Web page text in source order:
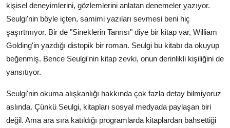
kişisel deneyimlerini, gözlemlerini anlatan denemeler yazıyor.
Seulgi'nin böyle içten, samimi yazıları sevmesi beni hiç
şaşırtmıyor. Bir de "Sineklerin Tanrısı" diye bir kitap var, William
Golding'in yazdığı distopik bir roman. Seulgi bu kitabı da okuyup
beğenmiş. Bence Seulgi'nin kitap zevki, onun derinlikli kişiliğini de
yansıtıyor.
Seulgi'nin okuma alışkanlığı hakkında çok fazla detay bilmiyoruz
aslında. Çünkü Seulgi, kitapları sosyal medyada paylaşan biri
değil. Ama ara sıra katıldığı programlarda kitaplardan bahsettiği